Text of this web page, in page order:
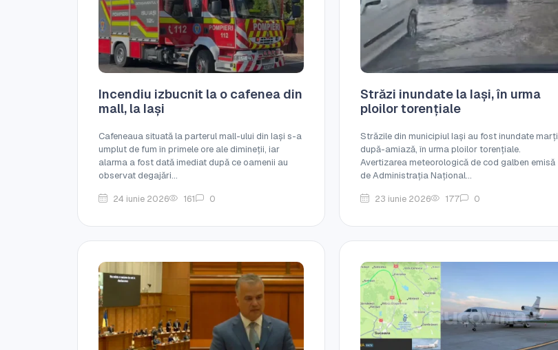
Incendiu izbucnit la o cafenea din
mall, la Iași
Cafeneaua situată la parterul mall-ului din Iași s-a
umplut de fum în primele ore ale dimineții, iar
alarma a fost dată imediat după ce oamenii au
observat degajări...
24 iunie 2026
161 0
Străzi inundate la Iași, în urma
ploilor torențiale
Străzile din municipiul Iași au fost inundate marți
după-amiază, în urma ploilor torențiale.
Avertizarea meteorologică de cod galben emisă
de Administrația Național...
23 iunie 2026
177 0